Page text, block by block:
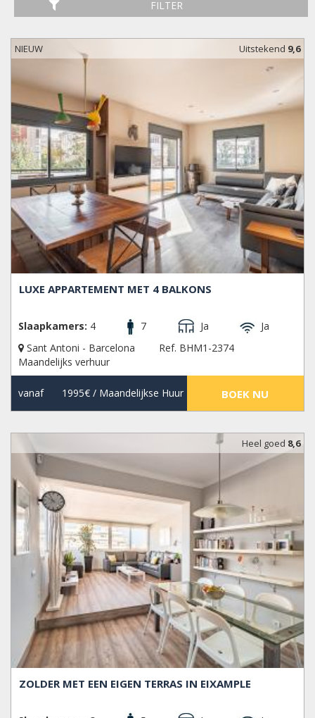
FILTER
NIEUW Uitstekend 9,6
LUXE APPARTEMENT MET 4 BALKONS
Slaapkamers: 4 7 Ja
Ja
Sant Antoni - Barcelona
Ref. BHM1-2374
Maandelijks verhuur
vanaf 1995€/ Maandelijkse Huur BOEK NU
Heel goed 8,6
ZOLDER MET EEN EIGEN TERRAS IN EIXAMPLE